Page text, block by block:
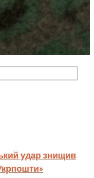
удар знищив